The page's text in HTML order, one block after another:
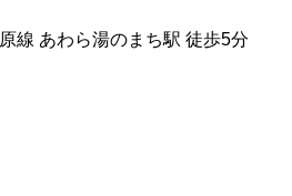
線 あわら湯のまち駅 徒歩5分